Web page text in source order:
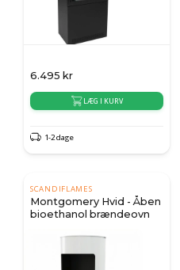
6.495 kr
LÆG I KURV
1-2 dage
SCANDIFLAMES
Montgomery Hvid - Åben
bioethanol brændeovn